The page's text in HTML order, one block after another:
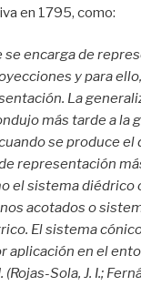
en 1795, como:
se encarga de
y para
La
más tarde a la
se produce
representación
el sistema diédrico
acotados o
El sistema
aplicación en el
Sola, J. I.;